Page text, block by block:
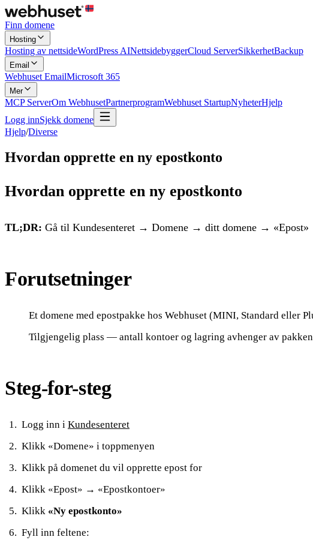
Finn domene
Hosting
Hosting av nettsideWordPress AINettsidebyggerCloud ServerSikkerhetBackup
Email
Webhuset EmailMicrosoft 365
Mer
MCP ServerOm WebhusetPartnerprogramWebhuset StartupNyheterHjelp
Logg innSjekk domene
Hjelp/Diverse
Hvordan opprette en ny epostkonto
Hvordan opprette en ny epostkonto
TL;DR: Gå til Kundesenteret → Domene → ditt domene → «Epost»
Forutsetninger
Et domene med epostpakke hos Webhuset (MINI, Standard eller
Tilgjengelig plass — antall kontoer og lagring avhenger av
Steg-for-steg
Logg inn i Kundesenteret
Klikk «Domene» i toppmenyen
Klikk på domenet du vil opprette epost for
Klikk «Epost» → «Epostkontoer»
Klikk «Ny epostkonto»
Fyll inn feltene: